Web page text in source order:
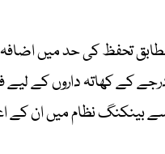
تحفظ کی حد میں
کے کھاتہ داروں کے لیے
بینکنگ نظام میں ان کے